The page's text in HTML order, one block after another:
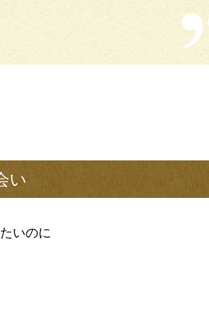
い
いのに